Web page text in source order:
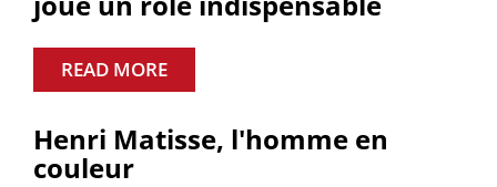
READ MORE
Henri Matisse, l'homme en
couleur